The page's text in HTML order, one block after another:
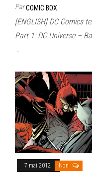
ParCOMIC BOX
[ENGLISH] DC Comics
Part 1: DC Universe –
…
7 mai 2012 Non